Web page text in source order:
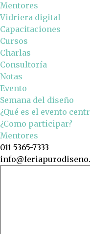
Mentores
Vidriera digital
Capacitaciones
Cursos
Charlas
Consultoría
Notas
Evento
Semana del diseño
¿Qué es el evento
¿Como participar?
Mentores
011 5365-7333